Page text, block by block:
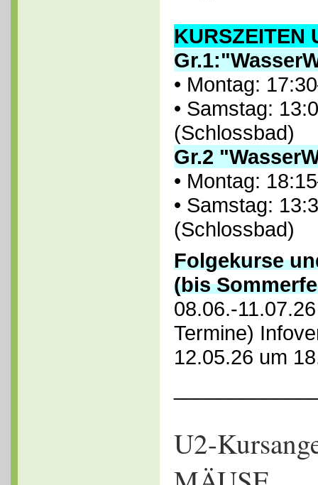
KURSZEITEN
• Montag:
• Samstag:
(Schlossbad)
Gr.2
• Montag:
• Samstag:
(Schlossbad)
Folgekurse
(bis
08.06.-
Termine)
12.05.26 um
U2-